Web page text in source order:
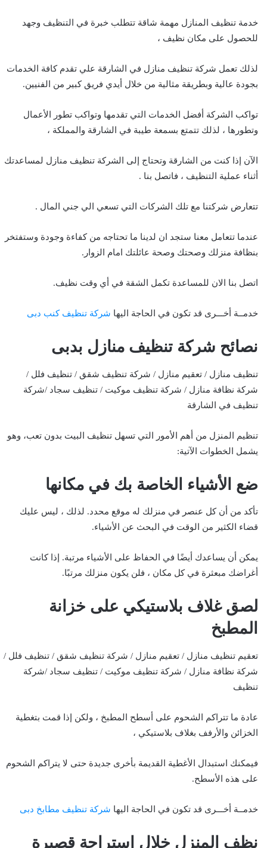
خدمة تنظيف المنازل مهمة شاقة تتطلب خبرة في التنظيف وجهد
للحصول على مكان نظيف ،
لذلك تعمل شركة تنظيف منازل في الشارقة علي تقدم كافة الخدمات
بجودة عالية وبطريقة مثالية من خلال أيدي فريق كبير من الفنيين.
تواكب الشركة أفضل الخدمات التي تقدمها وتواكب تطور الأعمال
وتطورها ، لذلك تتمتع بسمعة طيبة في الشارقة والمملكة ،
الآن إذا كنت من الشارقة وتحتاج إلى الشركة تنظيف منازل لمساعدتك
أثناء عملية التنظيف ، فاتصل بنا .
تتعارض شركتنا مع تلك الشركات التي تسعي الي جني المال .
عندما تتعامل معنا ستجد ان لدينا ما تحتاجه من كفاءة وجودة وستفتخر
بنظافة منزلك وصحتك وصحة عائلتك امام الزوار.
اتصل بنا الان للمساعدة تكمل الشقة في أي وقت نظيف.
خدمــة أخـــرى قد تكون في الحاجة اليها شركة تنظيف كنب دبى
نصائح شركة تنظيف منازل بدبى
تنظيف منازل / تعقيم منازل / شركة تنظيف شقق / تنظيف فلل /
شركة نظافة منازل / شركة تنظيف موكيت / تنظيف سجاد /شركة
تنظيف في الشارقة
تنظيم المنزل من أهم الأمور التي تسهل تنظيف البيت بدون تعب، وهو
يشمل الخطوات الآتية:
ضع الأشياء الخاصة بك في مكانها
تأكد من أن كل عنصر في منزلك له موقع محدد. لذلك ، ليس عليك
قضاء الكثير من الوقت في البحث عن الأشياء.
يمكن أن يساعدك أيضًا في الحفاظ على الأشياء مرتبة. إذا كانت
أغراضك مبعثرة في كل مكان ، فلن يكون منزلك مرتبًا.
لصق غلاف بلاستيكي على خزانة
المطبخ
تعقيم تنظيف منازل / تعقيم منازل / شركة تنظيف شقق / تنظيف فلل /
شركة نظافة منازل / شركة تنظيف موكيت / تنظيف سجاد /شركة
تنظيف
عادة ما تتراكم الشحوم على أسطح المطبخ ، ولكن إذا قمت بتغطية
الخزائن والأرفف بغلاف بلاستيكي ،
فيمكنك استبدال الأغطية القديمة بأخرى جديدة حتى لا يتراكم الشحوم
على هذه الأسطح.
خدمــة أخـــرى قد تكون في الحاجة اليها شركة تنظيف مطابخ دبى
نظف المنزل خلال استراحة قصيرة